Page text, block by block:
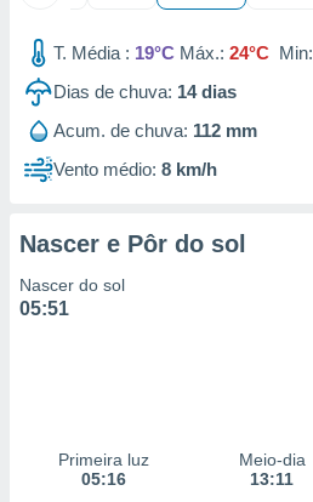
T. Média : 19°C Máx.: 24°C Min:
Dias de chuva: 14dias
Acum. de chuva: 112 mm
Vento médio: 8 km/h
Nascer e Pôr do sol
Nascer do sol
05:51
Primeira luz
05:16
Meio-dia
13:11